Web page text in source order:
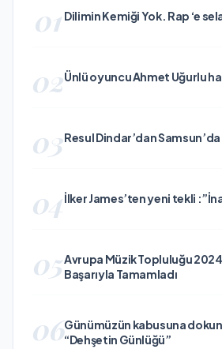
01 Dilimin Kemiği Yok. Rap ‘e
02Ünlü oyuncu Ahmet Uğurlu
03Resul Dindar’dan
04İlker James’ten yeni tekli
05Avrupa Müzik Topluluğu
Başarıyla Tamamladı
06Günümüzün kabusuna
“Dehşetin Günlüğü”